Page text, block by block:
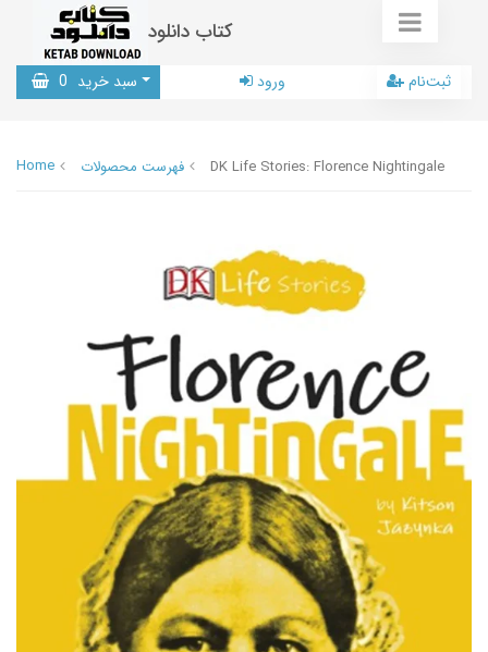
کتاب دانلود
سبد خرید 0 ورود ثبت‌نام
Home فهرست محصولات DK Life Stories: Florence Nightingale